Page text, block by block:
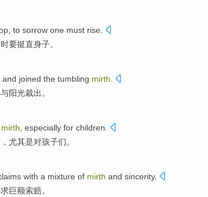
, to sorrow one must rise.
时要挺直身子。
and joined the tumbling mirth
与阳光裁出。
mirth especially for children
尤其是对孩子们。
with a mixture of mirth and sincerity.
巨额索赔。